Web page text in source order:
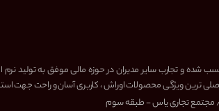
شده و تجارب سایر مدیران در حوزه مالی موفق به تولید
ترین ویژگی محصولات اوراش ، کاربری آسان و راحت جهت
/ مجتمع تجاری یاس - طبقه سوم